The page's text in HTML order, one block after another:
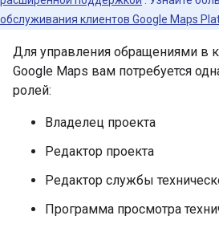
обслуживания клиентов Google Maps
Для управления обращениями в
Google Maps вам потребуется
ролей:
Владелец проекта
Редактор проекта
Редактор службы
Программа просмотра